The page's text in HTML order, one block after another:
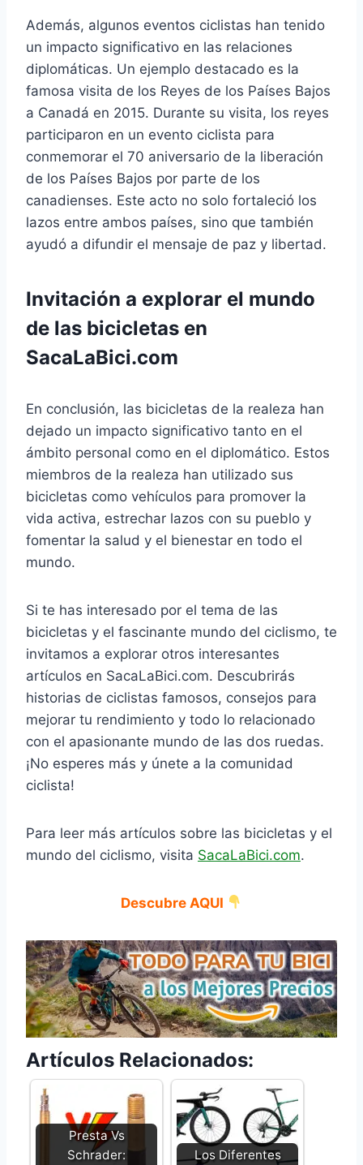
Además, algunos eventos ciclistas han tenido
un impacto significativo en las relaciones
diplomáticas. Un ejemplo destacado es la
famosa visita de los Reyes de los Países Bajos
a Canadá en 2015. Durante su visita, los reyes
participaron en un evento ciclista para
conmemorar el 70 aniversario de la liberación
de los Países Bajos por parte de los
canadienses. Este acto no solo fortaleció los
lazos entre ambos países, sino que también
ayudó a difundir el mensaje de paz y libertad.
Invitación a explorar el mundo
de las bicicletas en
SacaLaBici.com
En conclusión, las bicicletas de la realeza han
dejado un impacto significativo tanto en el
ámbito personal como en el diplomático. Estos
miembros de la realeza han utilizado sus
bicicletas como vehículos para promover la
vida activa, estrechar lazos con su pueblo y
fomentar la salud y el bienestar en todo el
mundo.
Si te has interesado por el tema de las
bicicletas y el fascinante mundo del ciclismo, te
invitamos a explorar otros interesantes
artículos en SacaLaBici.com. Descubrirás
historias de ciclistas famosos, consejos para
mejorar tu rendimiento y todo lo relacionado
con el apasionante mundo de las dos ruedas.
¡No esperes más y únete a la comunidad
ciclista!
Para leer más artículos sobre las bicicletas y el
mundo del ciclismo, visita SacaLaBici.com.
Descubre AQUI
Artículos Relacionados:
Presta Vs
Schrader:
Los Diferentes